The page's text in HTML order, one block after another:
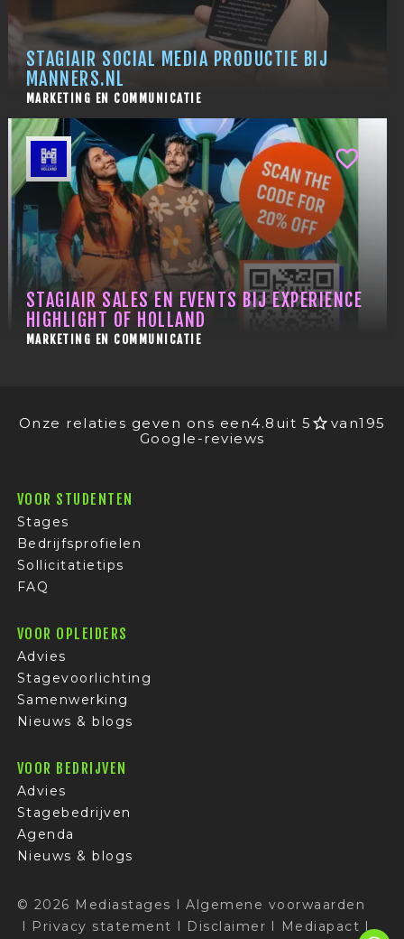
STAGIAIR SOCIAL MEDIA PRODUCTIE BIJ
MANNERS.NL
MARKETING EN COMMUNICATIE
STAGIAIR SALES EN EVENTS BIJ EXPERIENCE
HIGHLIGHT OF HOLLAND
MARKETING EN COMMUNICATIE
Onze relaties geven ons een4.8 uit 5 van195
Google-reviews
VOOR STUDENTEN
Stages
Bedrijfsprofielen
Sollicitatietips
FAQ
VOOR OPLEIDERS
Advies
Stagevoorlichting
Samenwerking
Nieuws & blogs
VOOR BEDRIJVEN
Advies
Stagebedrijven
Agenda
Nieuws & blogs
© 2026 Mediastages I Algemene voorwaarden
I Privacy statement I Disclaimer I Mediapact I